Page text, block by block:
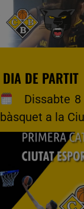
DIA DE PARTIT
Dissabte 8
bàsquet a la